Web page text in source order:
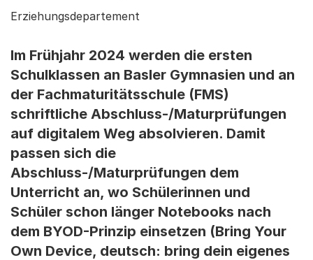
Erziehungsdepartement
Im Frühjahr 2024 werden die ersten
Schulklassen an Basler Gymnasien und an
der Fachmaturitätsschule (FMS)
schriftliche Abschluss-/Maturprüfungen
auf digitalem Weg absolvieren. Damit
passen sich die
Abschluss-/Maturprüfungen dem
Unterricht an, wo Schülerinnen und
Schüler schon länger Notebooks nach
dem BYOD-Prinzip einsetzen (Bring Your
Own Device, deutsch: bring dein eigenes